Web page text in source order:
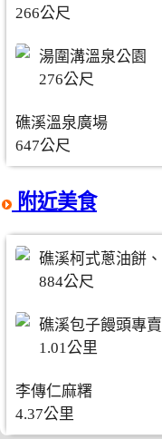
266公尺
湯圍溝溫泉公園
276公尺
礁溪溫泉廣場
647公尺
附近美食
礁溪柯式蔥油餅
884公尺
礁溪包子饅頭專
1.01公里
李傳仁麻糬
4.37公里